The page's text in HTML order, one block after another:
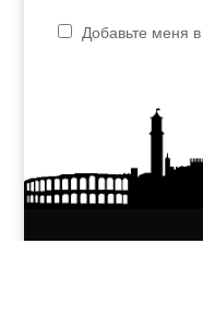
Добавьте меня